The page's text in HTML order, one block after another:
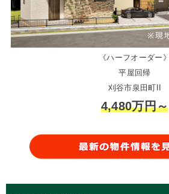
《ハーフオーダー》
平屋回帰
刈谷市泉田町II
4,480万円～